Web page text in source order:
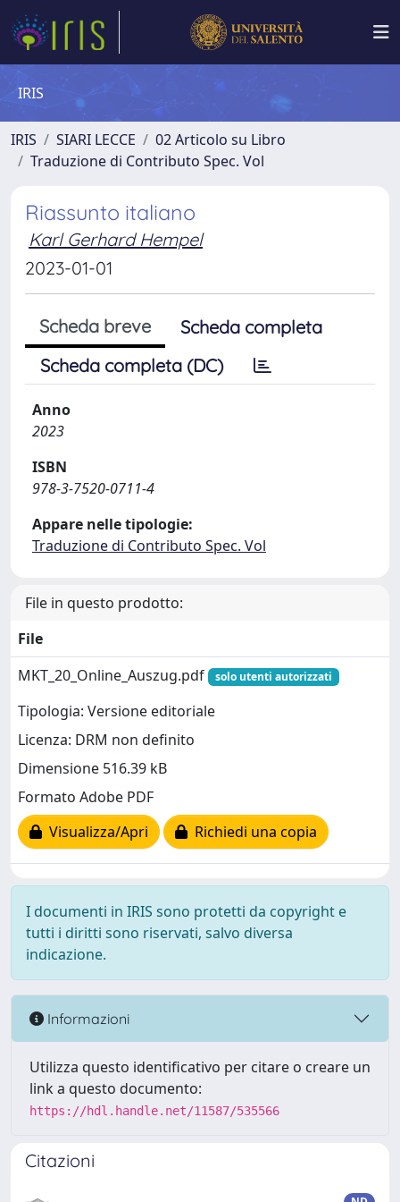
IRIS
IRIS SIARI LECCE
02 Articolo su Libro
Traduzione di Contributo Spec. Vol
Riassunto italiano
Karl Gerhard Hempel
2023-01-01
Scheda breve
Scheda completa
Scheda completa (DC)
Anno
2023
ISBN
978-3-7520-0711-4
Appare nelle tipologie:
Traduzione di Contributo Spec. Vol
File in questo prodotto:
File
MKT_20_Online_Auszug.pdf
solo utenti autorizzati
Tipologia: Versione editoriale
Licenza: DRM non definito
Dimensione 516.39 kB
Formato Adobe PDF
Visualizza/Apri
Richiedi una copia
I documenti in IRIS sono protetti da copyright e
tutti i diritti sono riservati, salvo diversa
indicazione.
Informazioni
Utilizza questo identificativo per citare o creare un
link a questo documento:
https://hdl.handle.net/11587/535566
Citazioni